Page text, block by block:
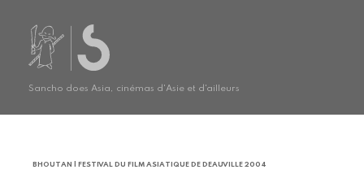
Sancho does Asia, cinémas d'Asie et d'ailleurs
BHOUTAN | FESTIVAL DU FILM ASIATIQUE DE DEAUVILLE 2004